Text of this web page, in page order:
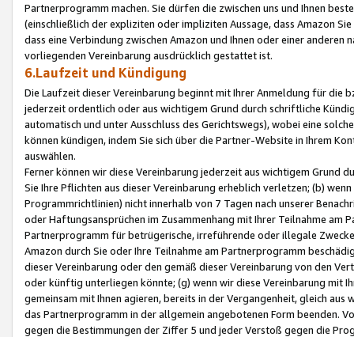
Partnerprogramm machen. Sie dürfen die zwischen uns und Ihnen
(einschließlich der expliziten oder impliziten Aussage, dass Amazon
dass eine Verbindung zwischen Amazon und Ihnen oder einer
vorliegenden Vereinbarung ausdrücklich gestattet ist.
6.Laufzeit und Kündigung
Die Laufzeit dieser Vereinbarung beginnt mit Ihrer Anmeldung für die
jederzeit ordentlich oder aus wichtigem Grund durch schriftliche
automatisch und unter Ausschluss des Gerichtswegs), wobei eine
können kündigen, indem Sie sich über die Partner-Website in Ihrem
auswählen.
Ferner können wir diese Vereinbarung jederzeit aus wichtigem Grund
Sie Ihre Pflichten aus dieser Vereinbarung erheblich verletzen; (b)
Programmrichtlinien) nicht innerhalb von 7 Tagen nach unserer
oder Haftungsansprüchen im Zusammenhang mit Ihrer Teilnahme am
Partnerprogramm für betrügerische, irreführende oder illegale
Amazon durch Sie oder Ihre Teilnahme am Partnerprogramm
dieser Vereinbarung oder den gemäß dieser Vereinbarung von den
oder künftig unterliegen könnte; (g) wenn wir diese Vereinbarung mit
gemeinsam mit Ihnen agieren, bereits in der Vergangenheit, gleich
das Partnerprogramm in der allgemein angebotenen Form beenden.
gegen die Bestimmungen der Ziffer 5 und jeder Verstoß gegen die